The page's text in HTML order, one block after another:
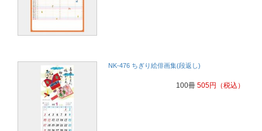
NK-476 ちぎり絵俳画集(段返し)
100冊 505円 （税込）